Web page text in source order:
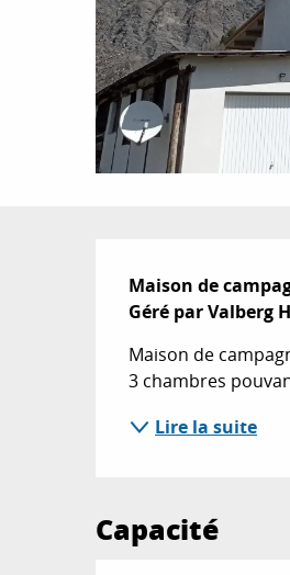
Maison de
Géré par Valberg
Maison de
3 chambres
Lire la suite
Capacité